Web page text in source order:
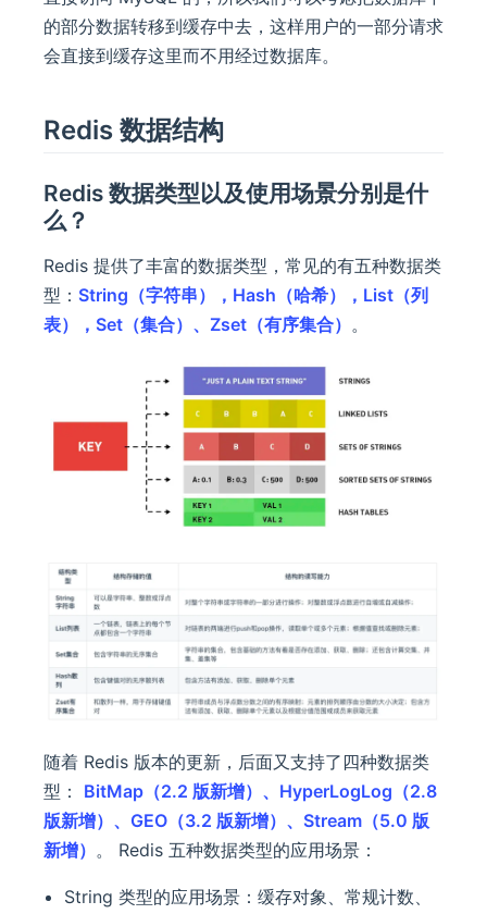
的部分数据转移到缓存中去，这样用户的一部分请求
会直接到缓存这里而不用经过数据库。
Redis 数据结构
Redis 数据类型以及使用场景分别是什
么？
Redis 提供了丰富的数据类型，常见的有五种数据类
型： String（字符串），Hash（哈希），List（列
表），Set（集合）、Zset（有序集合） 。
随着 Redis 版本的更新，后面又支持了四种数据类
型： BitMap（2.2 版新增）、HyperLogLog（2.8
版新增）、GEO（3.2 版新增）、Stream（5.0 版
新增） 。 Redis 五种数据类型的应用场景：
String 类型的应用场景：缓存对象、常规计数、